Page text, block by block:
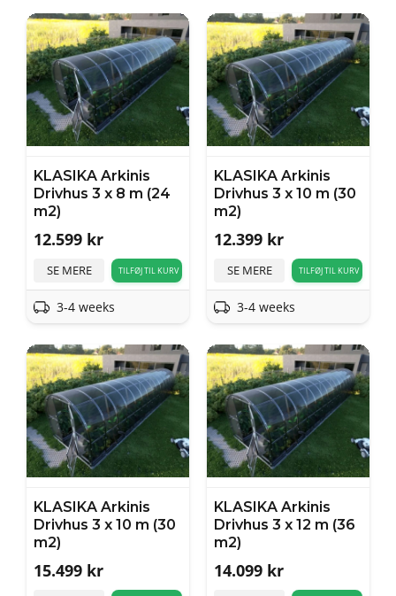
KLASIKA Arkinis
Drivhus 3 x 8 m (24
m2)
12.599 kr
SE MERE TILFØJ TIL KURV
3-4 weeks
KLASIKA Arkinis
Drivhus 3 x 10 m (30
m2)
12.399 kr
SE MERE TILFØJ TIL KURV
3-4 weeks
KLASIKA Arkinis
Drivhus 3 x 10 m (30
m2)
15.499 kr
KLASIKA Arkinis
Drivhus 3 x 12 m (36
m2)
14.099 kr